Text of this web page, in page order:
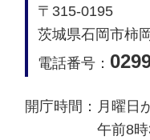
〒315-0195
茨城県石岡市柿
電話番号：
開庁時間： 月曜日
午前8